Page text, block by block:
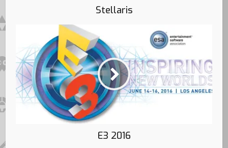
Stellaris
E3 2016